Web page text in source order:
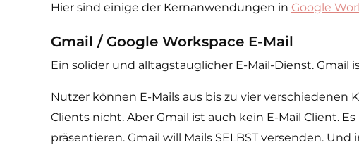
Hier sind einige der Kernanwendungen in Google
Gmail / Google Workspace E-Mail
Ein solider und alltagstauglicher E-Mail-Dienst. Gmail
Nutzer können E-Mails aus bis zu vier
Clients nicht. Aber Gmail ist auch kein E-Mail Client.
präsentieren. Gmail will Mails SELBST versenden.